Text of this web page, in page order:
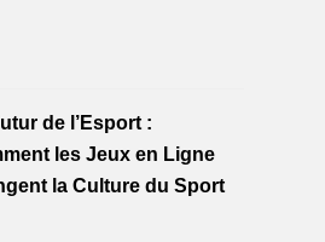
de l’Esport :
les Jeux en Ligne
la Culture du Sport